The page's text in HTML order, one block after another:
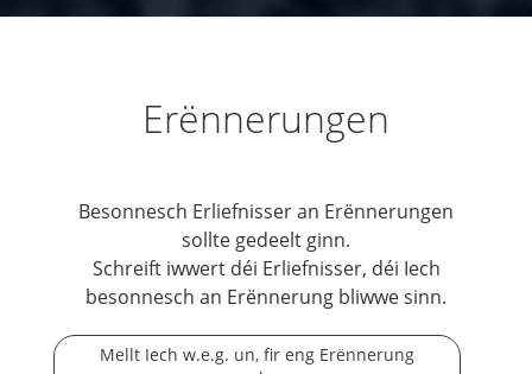
Erënnerungen
Besonnesch Erliefnisser an Erënnerungen
sollte gedeelt ginn.
Schreift iwwert déi Erliefnisser, déi Iech
besonnesch an Erënnerung bliwwe sinn.
Mellt Iech w.e.g. un, fir eng Erënnerung